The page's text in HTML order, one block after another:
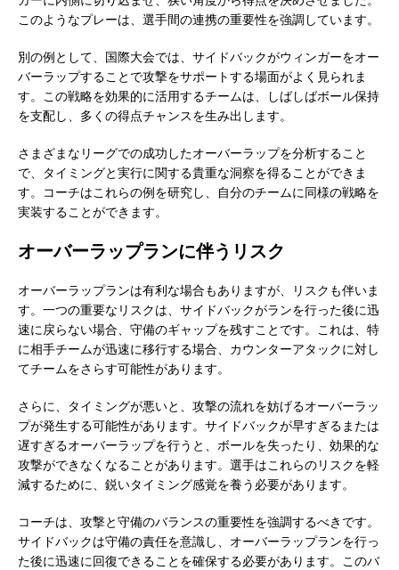
このようなプレーは、選手間の連携の重要性を強調しています。
別の例として、国際大会では、サイドバックがウィンガーをオー
バーラップすることで攻撃をサポートする場面がよく見られま
す。この戦略を効果的に活用するチームは、しばしばボール保持
を支配し、多くの得点チャンスを生み出します。
さまざまなリーグでの成功したオーバーラップを分析すること
で、タイミングと実行に関する貴重な洞察を得ることができま
す。コーチはこれらの例を研究し、自分のチームに同様の戦略を
実装することができます。
オーバーラップランに伴うリスク
オーバーラップランは有利な場合もありますが、リスクも伴いま
す。一つの重要なリスクは、サイドバックがランを行った後に迅
速に戻らない場合、守備のギャップを残すことです。これは、特
に相手チームが迅速に移行する場合、カウンターアタックに対し
てチームをさらす可能性があります。
さらに、タイミングが悪いと、攻撃の流れを妨げるオーバーラッ
プが発生する可能性があります。サイドバックが早すぎるまたは
遅すぎるオーバーラップを行うと、ボールを失ったり、効果的な
攻撃ができなくなることがあります。選手はこれらのリスクを軽
減するために、鋭いタイミング感覚を養う必要があります。
コーチは、攻撃と守備のバランスの重要性を強調するべきです。
サイドバックは守備の責任を意識し、オーバーラップランを行っ
た後に迅速に回復できることを確保する必要があります。このバ